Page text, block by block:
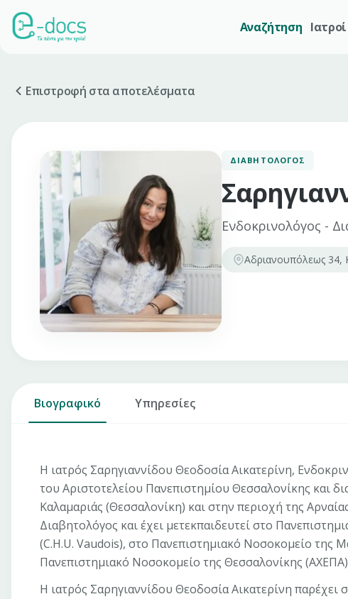
Αναζήτηση Ιατροί
Επιστροφή στα αποτελέσματα
ΔΙΑΒΗΤΟΛΌΓΟΣ
Ενδοκρινολόγος -
Αδριανουπόλεως 34,
Βιογραφικό Υπηρεσίες
Η ιατρός Σαρηγιαννίδου Θεοδοσία Αικατερίνη,
του Αριστοτελείου Πανεπιστημίου Θεσσαλονίκης και
Καλαμαριάς (Θεσσαλονίκη) και στην περιοχή της
Διαβητολόγος και έχει μετεκπαιδευτεί στο
(C.H.U. Vaudois), στο Πανεπιστημιακό Νοσοκομείο της
Πανεπιστημιακό Νοσοκομείο της Θεσσαλονίκης
Η ιατρός Σαρηγιαννίδου Θεοδοσία Αικατερίνη παρέχει